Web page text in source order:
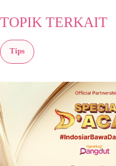
TOPIK TERKAIT
Tips